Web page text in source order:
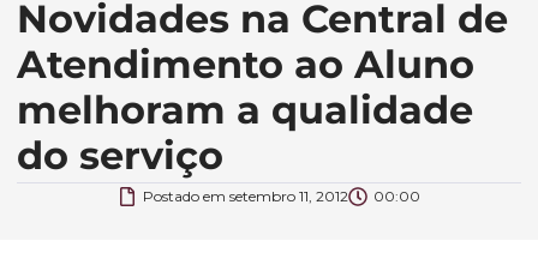
Novidades na Central de
Atendimento ao Aluno
melhoram a qualidade
do serviço
Postado em setembro 11, 2012 00:00